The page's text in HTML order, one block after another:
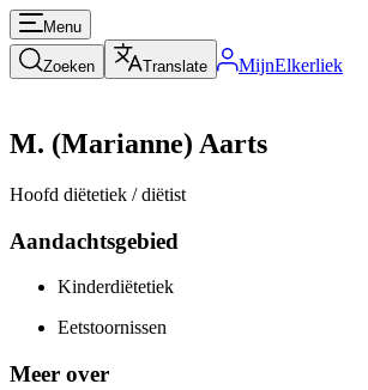
Menu
Zoeken Translate MijnElkerliek
M. (Marianne) Aarts
Hoofd diëtetiek / diëtist
Aandachtsgebied
Kinderdiëtetiek
Eetstoornissen
Meer over